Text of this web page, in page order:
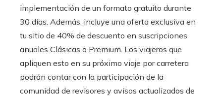
implementación de un formato gratuito durante
30 días. Además, incluye una oferta exclusiva en
tu sitio de 40% de descuento en suscripciones
anuales Clásicas o Premium. Los viajeros que
apliquen esto en su próximo viaje por carretera
podrán contar con la participación de la
comunidad de revisores y avisos actualizados de